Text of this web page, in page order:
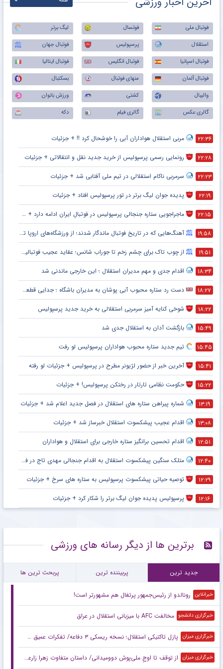
فوتبال ملی فوتسال
لیگ برتر
استقلال
پرسپولیس
فوتبال جهان
فوتبال اسپانیا
فوتبال انگلیس
فوتبال ایتالیا
فوتبال آلمان
منهای فوتبال
بسکتبال
والیبال
کشتی
ورزش بانوان
گالری عکس
گالری فیلم دکه
۲۲:۳۶ مربی استقلال هواداران آبی را خوشحال کرد !! + جزئیات
۲۲:۲۸ رونمایی رسمی پرسپولیس از خرید جدید نقل و انتقالاتی + جزئیات
۲۲:۲۳ سرمربی ناکام استقلالی در تیم ملی آفتابی شد + جزئیات
۲۲:۱۹ پدیده جوان لیگ برتر در تور پرسپولیس افتاد + جزئیات
۲۲:۱۵ ماجراجویی ستاره جنجالی پرسپولیس در فوتبال ایران ادامه دارد + جزئیات
۱۹:۵۸ آهنگ‌هایی که در تاریخ فوتبال ماندگار شدند؛ از ورزشگاه‌های اروپا تا جام جهانی
۱۹:۵۱ از چوب تاک برای چشم زخم تا جوراب شانس؛ عقاید عجیب فوتبالیست‌ها!
۱۸:۳۴ اقدام جدی و مهم مدیران استقلال ؛ این خارجی ماندنی شد
۱۸:۲۷ دست رد ستاره محبوب آبی پوشان به مدیران باشگاه ؛ جدایی قطعی است !
۱۸:۲۲ شوخی کنایه آمیز سرمربی استقلالی به خرید جدید پرسپولیس
۱۵:۴۹ بازگشت آدان به استقلال جدی شد
۱۵:۴۵ تیم جدید ستاره محبوب هواداران پرسپولیس لو رفت
۱۵:۴۱ آخرین خبر از حضور لژیونر مطرح در پرسپولیس + جزئیات لو رفته
۱۵:۲۲ حکومت نظامی تارتار در رختکن پرسپولیس! + جزئیات
۱۳:۱۹ شماره پیراهن ستاره های استقلال در فصل جدید اعلام شد + جزئیات
۱۳:۰۸ اقدام عجیب پیشکسوت استقلال خبرساز شد + جزئیات
۱۲:۵۱ اقدام تحسین برانگیز ستاره خارجی برای استقلال و هواداران
۱۲:۴۰ متلک سنگین پیشکسوت استقلال به اقدام جنجالی مهدی تاج در فدراسیون فوتبال
۱۲:۲۹ توصیه حیاتی پیشکسوت پرسپولیس به ستاره های سرخ + جزئیات
۱۲:۱۶ پرسپولیس پدیده جوان لیگ برتر را شکار کرد + جزئیات
برترین ها از دیگر رسانه های ورزشی
جدید ترین پربیننده ترین پربحث ترین ها
خبرانلاین رونالدو از رئیس‌جمهور پرتغال هم مشهورتر است!
خبرگزاری دانشجو مخالفت AFC با میزبانی استقلال در عراق
خبرگزاری میزان پازل تاکتیکی استقلال؛ نسخه ریسکی ۳ دفاعه/ تفکرات عمیق سهراب با اسکواد کم‌عمق
خبرگزاری میزان از توقف تا اوجِ ملی‌پوش دوومیدانی/ داستان متفاوت زهرا زارعی در آستانه ناگویا